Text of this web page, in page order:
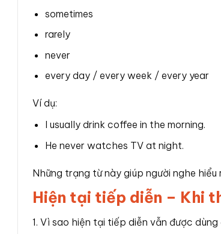
sometimes
rarely
never
every day / every week / every year
Ví dụ:
I usually drink coffee in the morning.
He never watches TV at night.
Những trạng từ này giúp người nghe
Hiện tại tiếp diễn – Khi
1. Vì sao hiện tại tiếp diễn vẫn được